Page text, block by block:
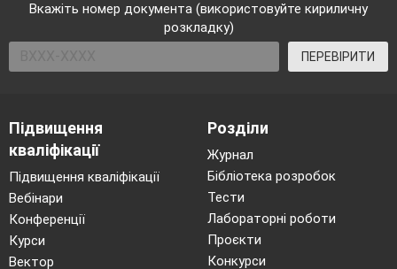
Вкажіть номер документа (використовуйте кириличну
розкладку)
ПЕРЕВІРИТИ
Підвищення
кваліфікації
Підвищення кваліфікації
Вебінари
Конференції
Курси
Вектор
Розділи
Журнал
Бібліотека розробок
Тести
Лабораторні роботи
Проєкти
Конкурси